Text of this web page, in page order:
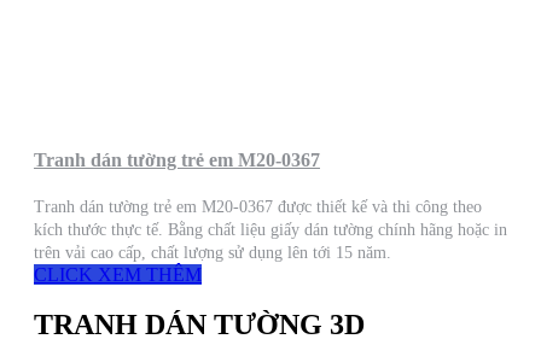
Tranh dán tường trẻ em M20-0367
Tranh dán tường trẻ em M20-0367 được thiết kế và thi công theo
kích thước thực tế. Bằng chất liệu giấy dán tường chính hãng hoặc in
trên vải cao cấp, chất lượng sử dụng lên tới 15 năm.
CLICK XEM THÊM
TRANH DÁN TƯỜNG 3D